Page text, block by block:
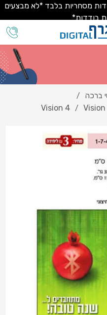
מבצעים עבודות מסחריות בלבד *לא מבצעים
בודדות*
ברכה /
/
Vision 4